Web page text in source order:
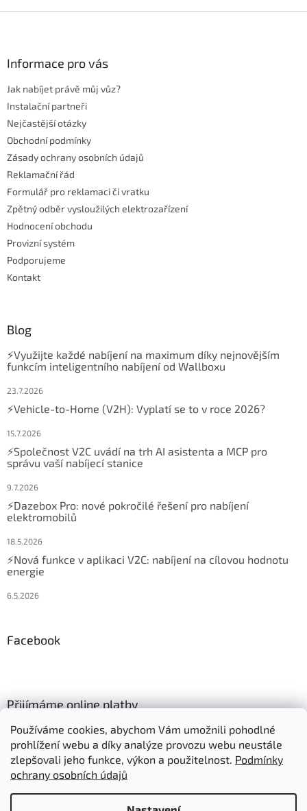
Používáme cookies, abychom Vám umožnili pohodlné
prohlížení webu a díky analýze provozu webu neustále
zlepšovali jeho funkce, výkon a použitelnost. Podmínky
ochrany osobních údajů
Informace pro vás
Jak nabíjet právě můj vůz?
Instalační partneři
Nejčastější otázky
Obchodní podmínky
Zásady ochrany osobních údajů
Reklamační řád
Formulář pro reklamaci či vratku
Zpětný odběr vysloužilých elektrozařízení
Hodnocení obchodu
Provizní systém
Podporujeme
Kontakt
Blog
⚡Využijte každé nabíjení na maximum díky nejnovějším
funkcím inteligentního nabíjení od Wallboxu
23.7.2026
⚡Vehicle-to-Home (V2H): Vyplatí se to v roce 2026?
15.7.2026
⚡Společnost V2C uvádí na trh AI asistenta a MCP pro
správu vaší nabíjecí stanice
9.7.2026
⚡Dazebox Pro: nové pokročilé řešení pro nabíjení
elektromobilů
18.5.2026
⚡Nová funkce v aplikaci V2C: nabíjení na cílovou hodnotu
energie
6.5.2026
Facebook
Přijímáme online platby